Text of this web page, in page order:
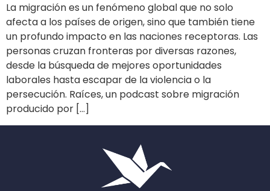
La migración es un fenómeno global que no solo
afecta a los países de origen, sino que también tiene
un profundo impacto en las naciones receptoras. Las
personas cruzan fronteras por diversas razones,
desde la búsqueda de mejores oportunidades
laborales hasta escapar de la violencia o la
persecución. Raíces, un podcast sobre migración
producido por […]